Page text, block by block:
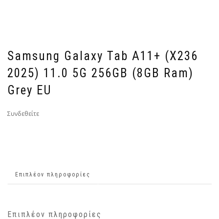
Samsung Galaxy Tab A11+ (X236
2025) 11.0 5G 256GB (8GB Ram)
Grey EU
Συνδεθείτε
Επιπλέον πληροφορίες
Επιπλέον πληροφορίες